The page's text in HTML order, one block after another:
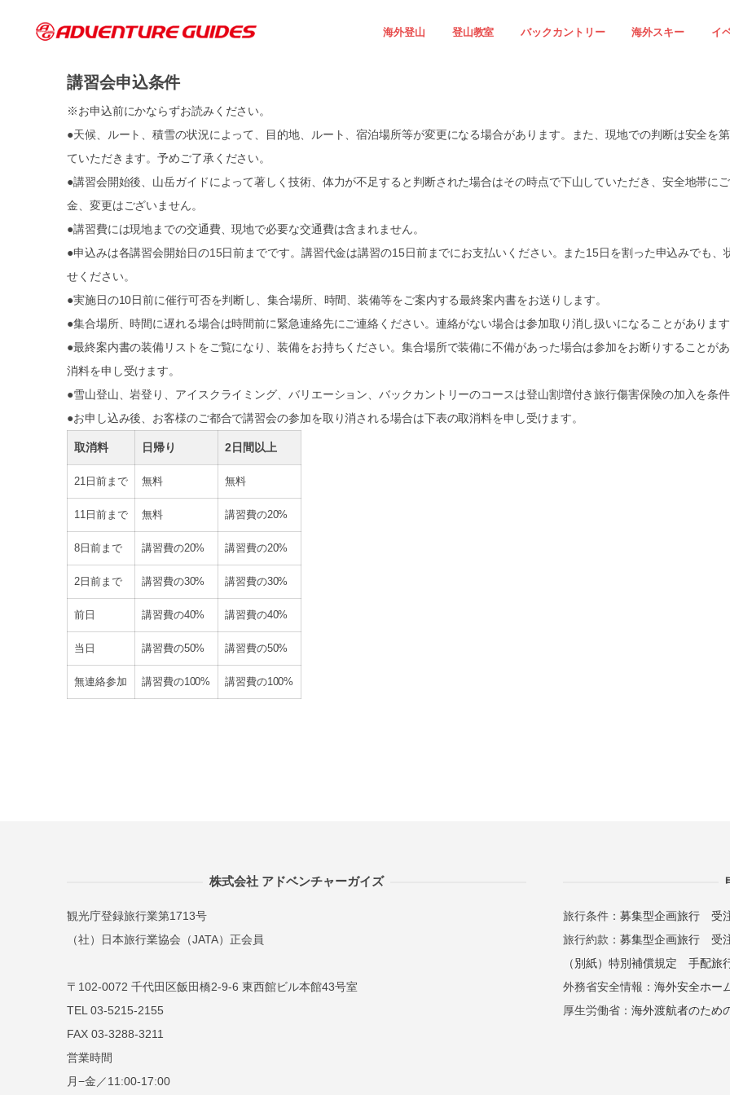
海外登山 登山教室 バックカントリー 海外スキー イ
講習会申込条件
※お申込前にかならずお読みください。
●天候、ルート、積雪の状況によって、目的地、ルート、宿泊場所等が変更になる場合があります。また、現地での判断は安全を
ていただきます。予めご了承ください。
●講習会開始後、山岳ガイドによって著しく技術、体力が不足すると判断された場合はその時点で下山していただき、安全地帯に
金、変更はございません。
●講習費には現地までの交通費、現地で必要な交通費は含まれません。
●申込みは各講習会開始日の15日前までです。講習代金は講習の15日前までにお支払いください。また15日を割った申込みでも
せください。
●実施日の10日前に催行可否を判断し、集合場所、時間、装備等をご案内する最終案内書をお送りします。
●集合場所、時間に遅れる場合は時間前に緊急連絡先にご連絡ください。連絡がない場合は参加取り消し扱いになることがあります
●最終案内書の装備リストをご覧になり、装備をお持ちください。集合場所で装備に不備があった場合は参加をお断りすることが
消料を申し受けます。
●雪山登山、岩登り、アイスクライミング、バリエーション、バックカントリーのコースは登山割増付き旅行傷害保険の加入を条件
●お申し込み後、お客様のご都合で講習会の参加を取り消される場合は下表の取消料を申し受けます。
取消料 日帰り 2日間以上
21日前まで 無料 無料
11日前まで 無料 講習費の20%
8日前まで 講習費の20% 講習費の20%
2日前まで 講習費の30% 講習費の30%
前日 講習費の40% 講習費の40%
当日 講習費の50% 講習費の50%
無連絡参加 講習費の100% 講習費の100%
株式会社 アドベンチャーガイズ
観光庁登録旅行業第1713号
（社）日本旅行業協会（JATA）正会員
〒102-0072 千代田区飯田橋2-9-6 東西館ビル本館43号室
TEL 03-5215-2155
FAX 03-3288-3211
営業時間
月−金／11:00-17:00
旅行条件： 募集型企画旅行
受
旅行約款： 募集型企画旅行
受
（別紙）特別補償規定
手配旅
外務省安全情報： 海外安全ホー
厚生労働省： 海外渡航者のため